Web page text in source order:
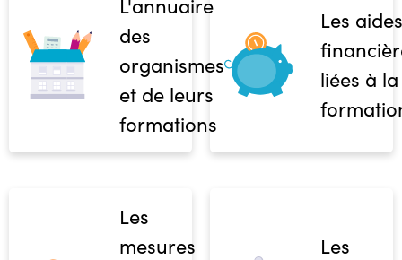
des
organismes
et de leurs
formations
Les aides
liées à la
Les
mesures
Les